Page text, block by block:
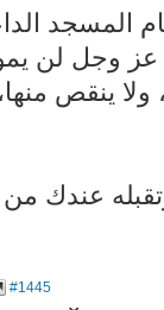
المسجد
عز وجل لن
ولا ينقص
عندك
#1445